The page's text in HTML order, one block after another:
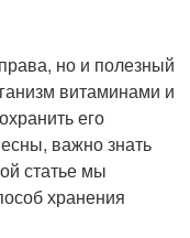
но и полезный
витаминами и
его
важно знать
статье мы
хранения